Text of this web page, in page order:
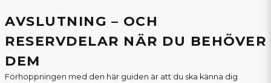
AVSLUTNING – OCH
RESERVDELAR NÄR DU BEHÖVER
DEM
Förhoppningen med den här guiden är att du ska känna dig